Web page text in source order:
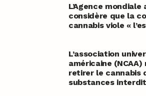
L’Agence
considère que la
cannabis viole «
L’association
américaine
retirer le cannabis
substances